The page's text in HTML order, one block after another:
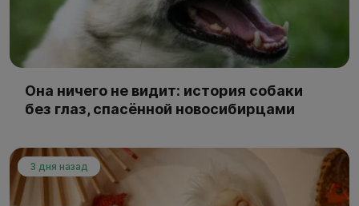
Она ничего не видит: история собаки
без глаз, спасённой новосибирцами
3 дня назад